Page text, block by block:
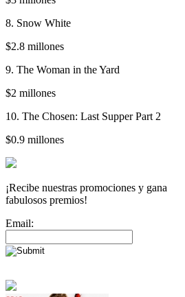
8. Snow White
$2.8 millones
9. The Woman in the Yard
$2 millones
10. The Chosen: Last Supper Part 2
$0.9 millones
¡Recibe nuestras promociones y gana
fabulosos premios!
Email: